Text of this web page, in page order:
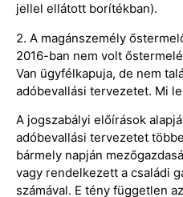
jellel ellátott borítékban).
2. A magánszemély
2016-ban nem volt
Van ügyfélkapuja, de nem
adóbevallási tervezetet. Mi
A jogszabályi előírások
adóbevallási tervezetet
bármely napján
vagy rendelkezett a családi
számával. E tény független